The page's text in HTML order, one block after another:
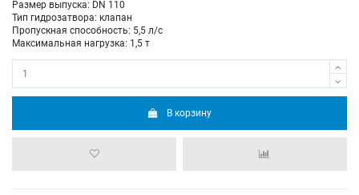
Размер выпуска: DN 110
Тип гидрозатвора: клапан
Пропускная способность: 5,5 л/с
Максимальная нагрузка: 1,5 т
В корзину